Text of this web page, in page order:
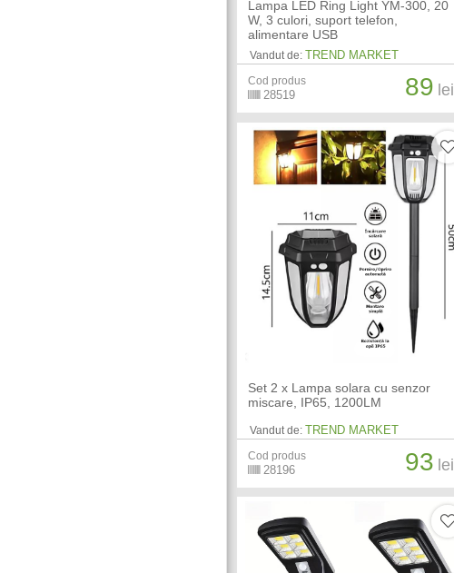
Lampa LED Ring Light YM-300, 20
W, 3 culori, suport telefon,
alimentare USB
Vandut de: TREND MARKET
Cod produs
28519 89 lei
Set 2 x Lampa solara cu senzor
miscare, IP65, 1200LM
Vandut de: TREND MARKET
Cod produs
28196 93 lei